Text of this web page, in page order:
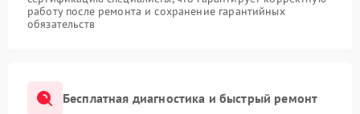
работу после ремонта и сохранение гарантийных
обязательств
Бесплатная диагностика и быстрый ремонт